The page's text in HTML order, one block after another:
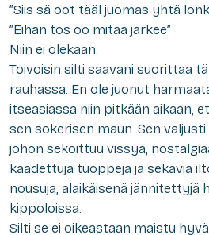
”Siis sä oot tääl juomas yhtä
”Eihän tos oo mitää järkee”
Niin ei olekaan.
Toivoisin silti saavani suorittaa
rauhassa. En ole juonut
itseasiassa niin pitkään aikaan,
sen sokerisen maun. Sen
johon sekoittuu vissyä,
kaadettuja tuoppeja ja sekavia
nousuja, alaikäisenä jännitettyjä
kippoloissa.
Silti se ei oikeastaan maistu